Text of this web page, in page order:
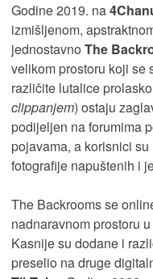
Godine 2019. na
izmišljenom,
jednostavno The
velikom prostoru koji se
različite lutalice
clippanjem) ostaju
podijeljen na forumima
pojavama, a korisnici
fotografije napuštenih i
The Backrooms se
nadnaravnom prostoru
Kasnije su dodane i
preselio na druge